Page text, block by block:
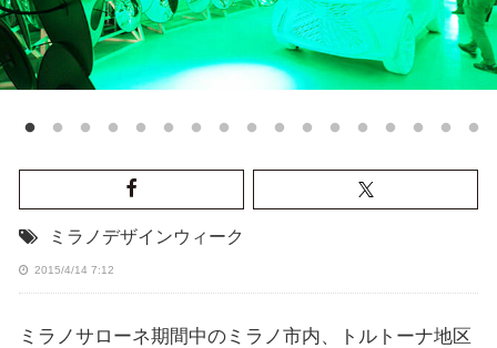
ミラノデザインウィーク
2015/4/14 7:12
ミラノサローネ期間中のミラノ市内、トルトーナ地区